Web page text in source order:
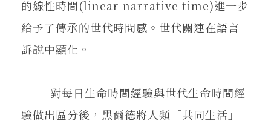
的線性時間(linear narrative time)進一步
給予了傳承的世代時間感。世代關連在語言
訴說中顯化。
對每日生命時間經驗與世代生命時間經
驗做出區分後，黑爾德將人類「共同生活」